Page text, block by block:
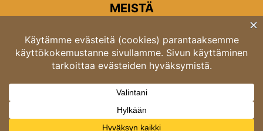
MEISTÄ
Rondon toimitus
Opastinsilta 6A 00520 Helsinki
Asiakaspalvelu: puh. 03 4246 5318
asiakaspalvelu@rondo.fi
Ota meihin yhteyttä:toimitus@rondo.fi